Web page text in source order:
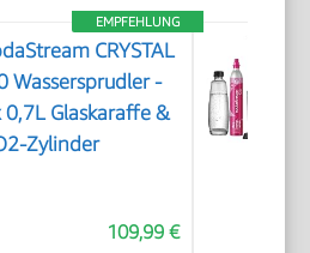
EMPFEHLUNG
CRYSTAL
Wassersprudler -
0,7L Glaskaraffe &
Zylinder
109,99 €